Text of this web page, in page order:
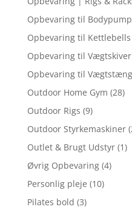
Opbevaring til Bodypump
Opbevaring til Kettlebells
Opbevaring til Vægtskiver
Opbevaring til
Outdoor Home Gym (28)
Outdoor Rigs (9)
Outdoor Styrkemaskiner
Outlet & Brugt Udstyr (1)
Øvrig Opbevaring (4)
Personlig pleje (10)
Pilates bold (3)